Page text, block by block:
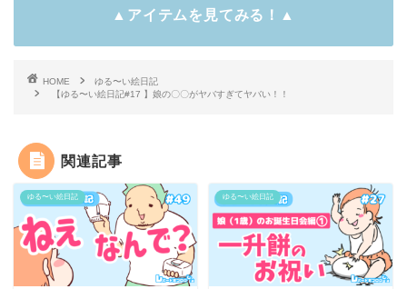
▲アイテムを見てみる！▲
HOME
ゆる〜い絵日記
【ゆる〜い絵日記#17 】娘の〇〇がヤバすぎてヤバい！！
関連記事
ゆる〜い絵日記 ゆる〜い絵日記